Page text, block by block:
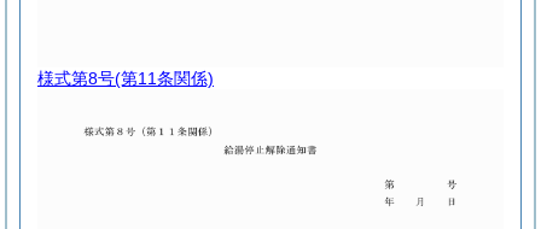
様式第8号(第11条関係)